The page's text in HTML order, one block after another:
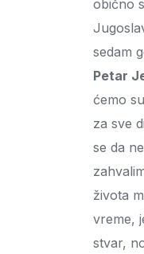
obično
sedam
Petar
ćemo
za sve
se da
života
vreme,
stvar,